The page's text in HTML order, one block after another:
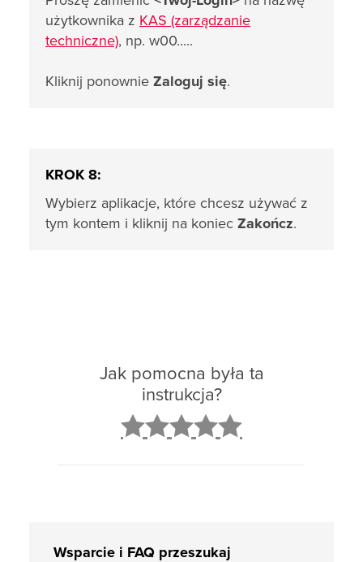
użytkownika z KAS (zarządzanie
techniczne), np. w00.....
Kliknij ponownie Zaloguj się.
KROK 8:
Wybierz aplikacje, które chcesz używać z
tym kontem i kliknij na koniec Zakończ.
Jak pomocna była ta
instrukcja?
Wsparcie i FAQ przeszukaj